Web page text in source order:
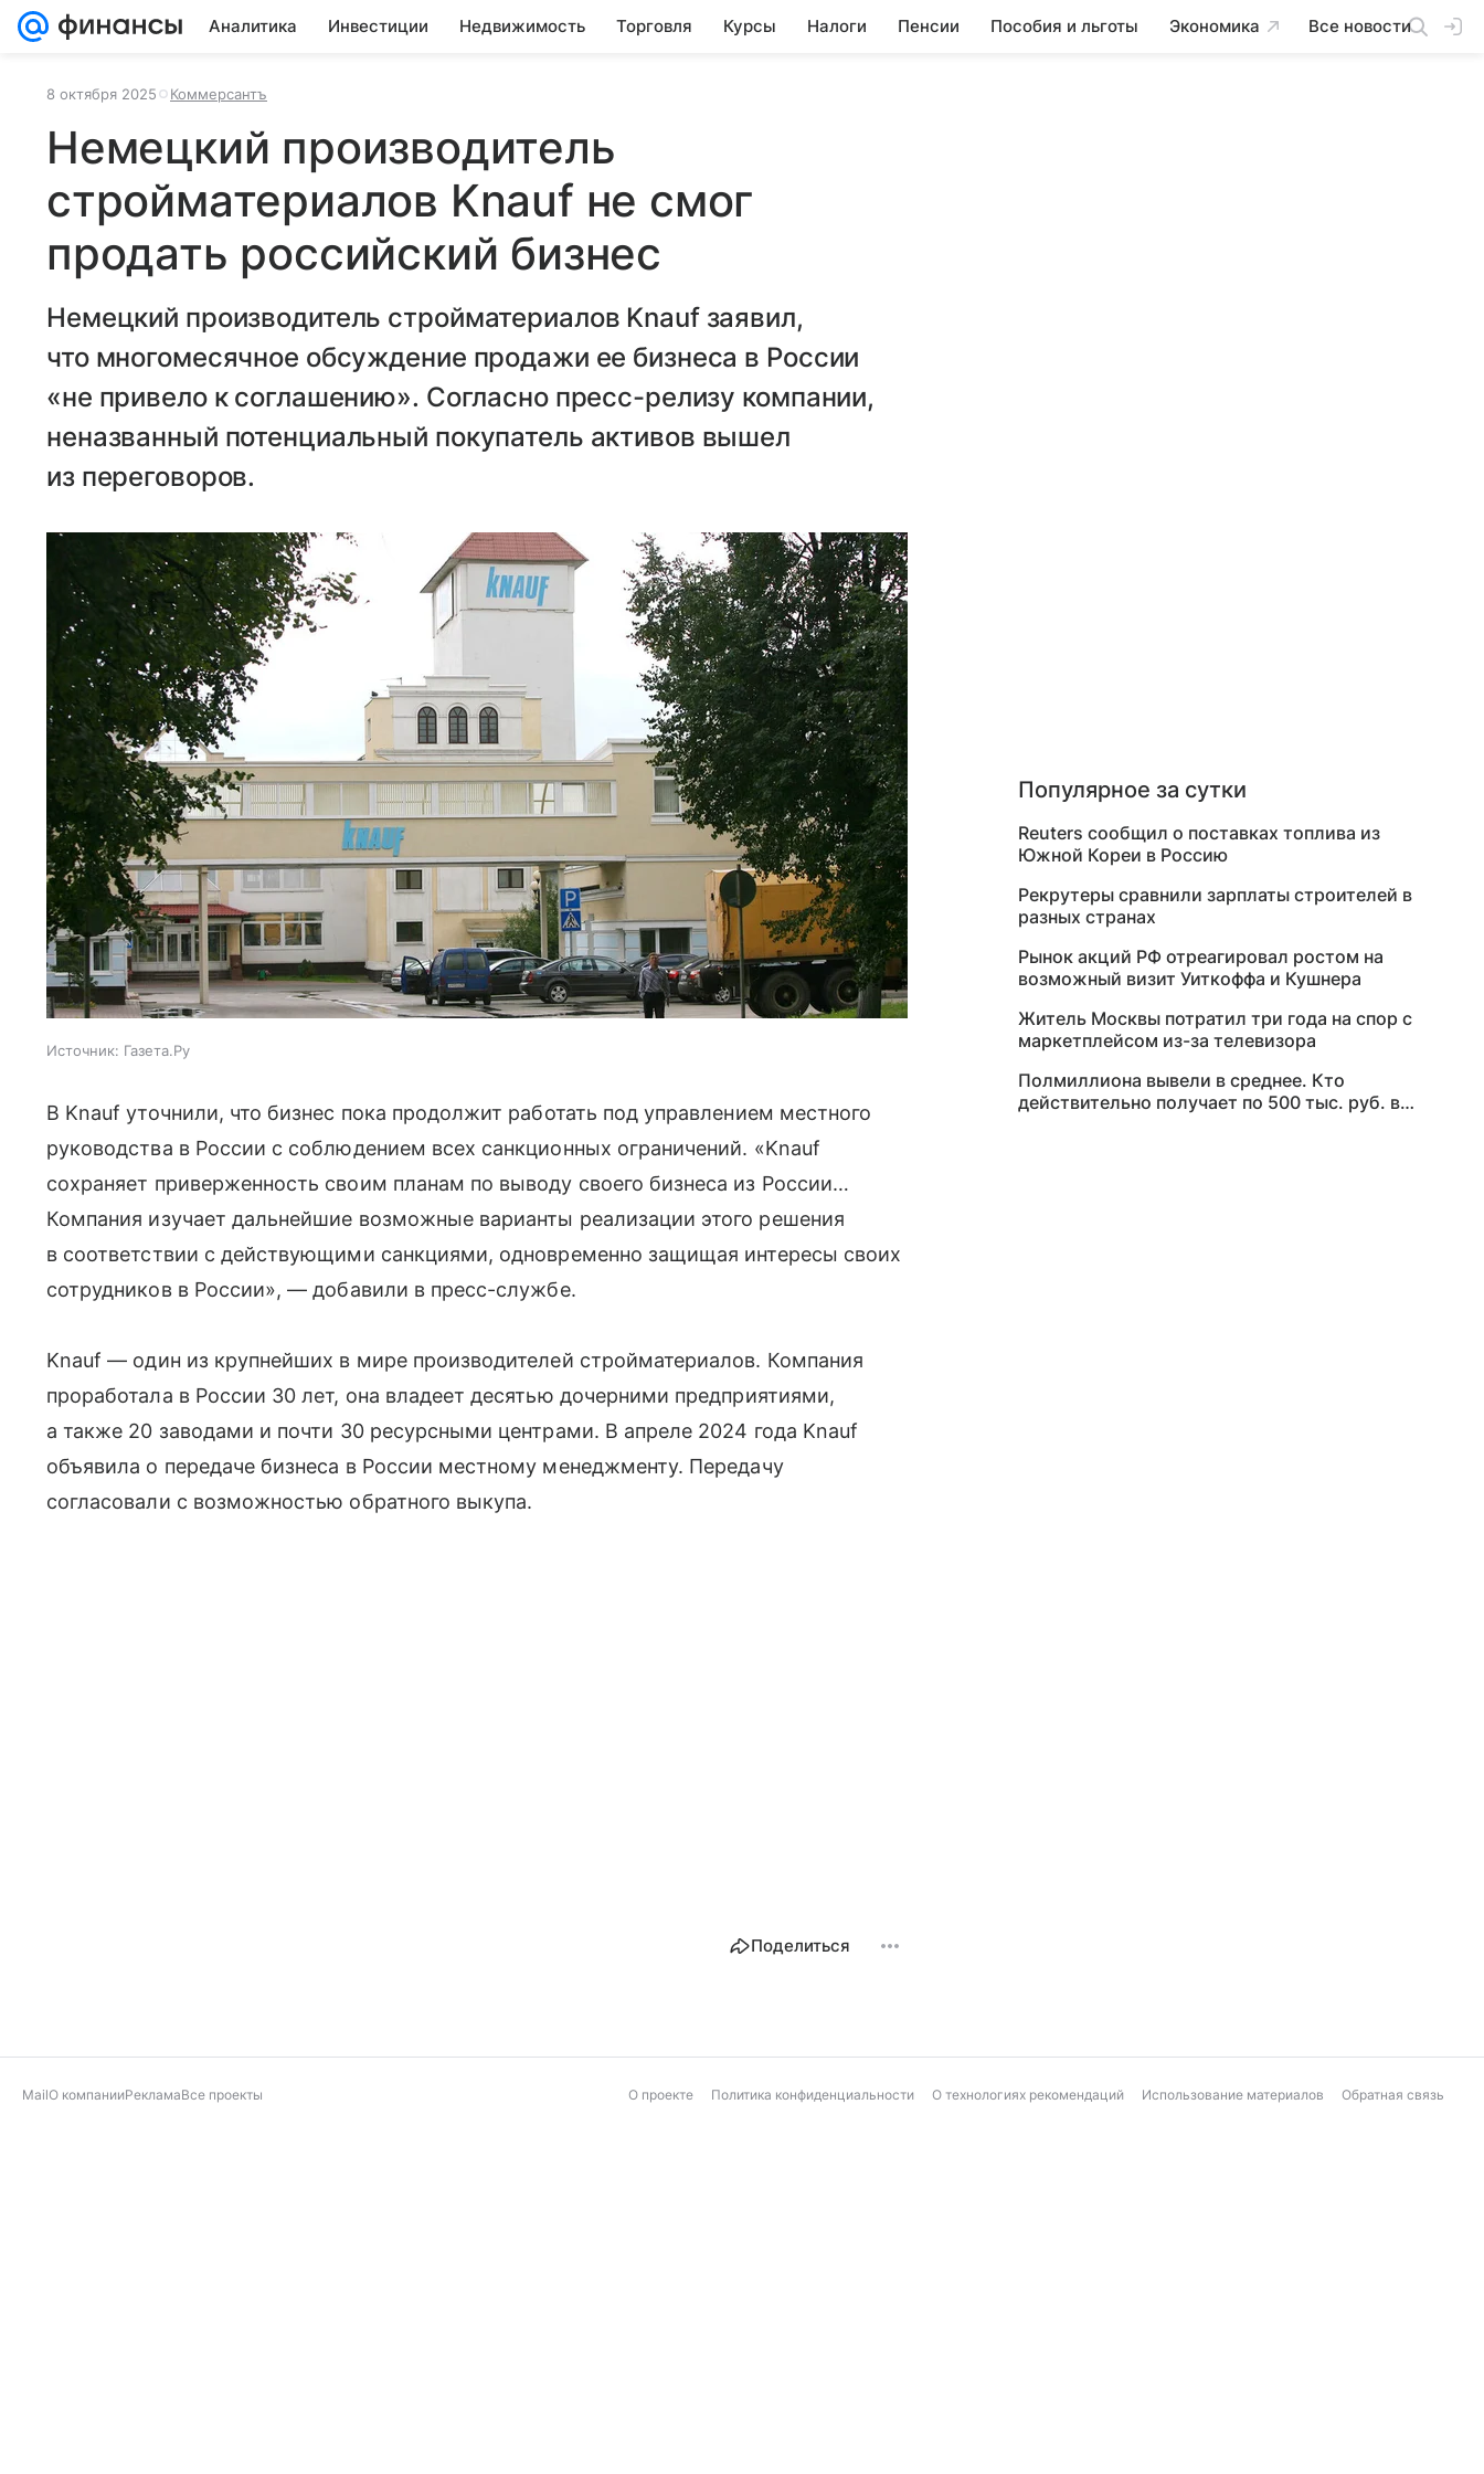
Аналитика Инвестиции Недвижимость Торговля Курсы Налоги Пенсии Пособия и льготы Экономика Все новости
8 октября 2025 Коммерсантъ
Немецкий производитель
стройматериалов Knauf не смог
продать российский бизнес
Немецкий производитель стройматериалов Knauf заявил,
что многомесячное обсуждение продажи ее бизнеса в России
«не привело к соглашению». Согласно пресс-релизу компании,
неназванный потенциальный покупатель активов вышел
из переговоров.
Источник: Газета.Ру
В Knauf уточнили, что бизнес пока продолжит работать под управлением местного
руководства в России с соблюдением всех санкционных ограничений. «Knauf
сохраняет приверженность своим планам по выводу своего бизнеса из России…
Компания изучает дальнейшие возможные варианты реализации этого решения
в соответствии с действующими санкциями, одновременно защищая интересы своих
сотрудников в России», — добавили в пресс-службе.
Knauf — один из крупнейших в мире производителей стройматериалов. Компания
проработала в России 30 лет, она владеет десятью дочерними предприятиями,
а также 20 заводами и почти 30 ресурсными центрами. В апреле 2024 года Knauf
объявила о передаче бизнеса в России местному менеджменту. Передачу
согласовали с возможностью обратного выкупа.
Поделиться
Популярное за сутки
Reuters сообщил о поставках топлива из
Южной Кореи в Россию
Рекрутеры сравнили зарплаты строителей в
разных странах
Рынок акций РФ отреагировал ростом на
возможный визит Уиткоффа и Кушнера
Житель Москвы потратил три года на спор с
маркетплейсом из-за телевизора
Полмиллиона вывели в среднее. Кто
действительно получает по 500 тыс. руб. в
MailО компанииРекламаВсе проекты О проекте Политика конфиденциальности О технологиях рекомендаций Использование материалов Обратная связь